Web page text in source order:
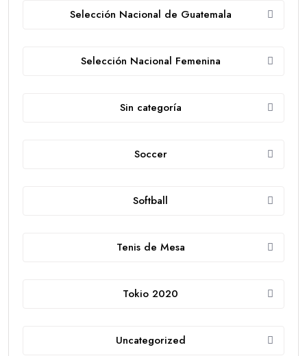
Selección Nacional de Guatemala
Selección Nacional Femenina
Sin categoría
Soccer
Softball
Tenis de Mesa
Tokio 2020
Uncategorized